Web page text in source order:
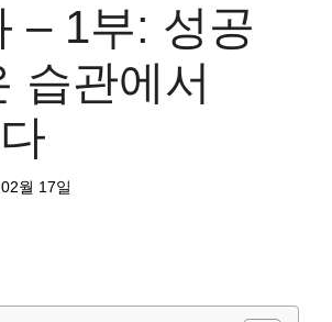
– 1부: 성공
습관에서
월 17일